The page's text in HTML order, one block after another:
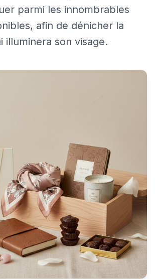
parmi les innombrables
afin de dénicher la
illuminera son visage.